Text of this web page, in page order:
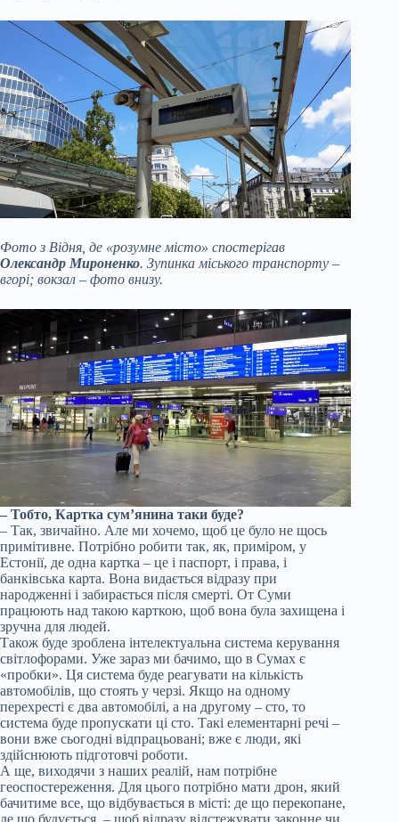
Фото з Відня, де «розумне місто» спостерігав
Олександр Мироненко. Зупинка міського транспорту –
вгорі; вокзал – фото внизу.
– Тобто, Картка сум’янина таки буде?
– Так, звичайно. Але ми хочемо, щоб це було не щось
примітивне. Потрібно робити так, як, приміром, у
Естонії, де одна картка – це і паспорт, і права, і
банківська карта. Вона видається відразу при
народженні і забирається після смерті. От Суми
працюють над такою карткою, щоб вона була захищена і
зручна для людей.
Також буде зроблена інтелектуальна система керування
світлофорами. Уже зараз ми бачимо, що в Сумах є
«пробки». Ця система буде реагувати на кількість
автомобілів, що стоять у черзі. Якщо на одному
перехресті є два автомобілі, а на другому – сто, то
система буде пропускати ці сто. Такі елементарні речі –
вони вже сьогодні відпрацьовані; вже є люди, які
здійснюють підготовчі роботи.
А ще, виходячи з наших реалій, нам потрібне
геоспостереження. Для цього потрібно мати дрон, який
бачитиме все, що відбувається в місті: де що перекопане,
де що будується, – щоб відразу відстежувати законне чи